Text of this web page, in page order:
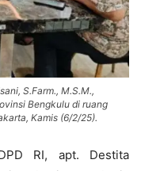
S.Farm., M.S.M.,
Bengkulu di ruang
Kamis (6/2/25).
RI, apt. Destita